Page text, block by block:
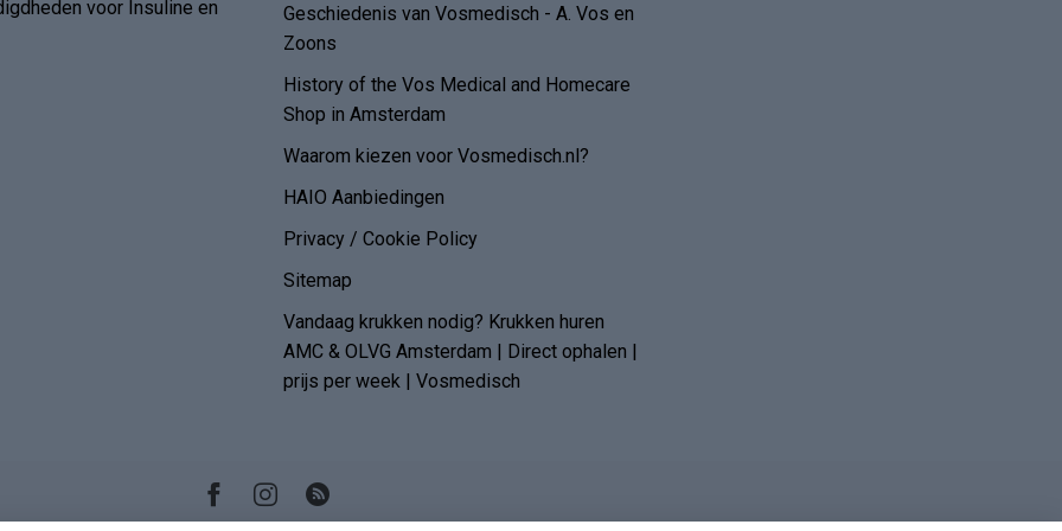
voor Insuline en
Geschiedenis van Vosmedisch - A. Vos en
Zoons
History of the Vos Medical and Homecare
Shop in Amsterdam
Waarom kiezen voor Vosmedisch.nl?
HAIO Aanbiedingen
Privacy / Cookie Policy
Sitemap
Vandaag krukken nodig? Krukken huren
AMC & OLVG Amsterdam | Direct ophalen |
prijs per week | Vosmedisch